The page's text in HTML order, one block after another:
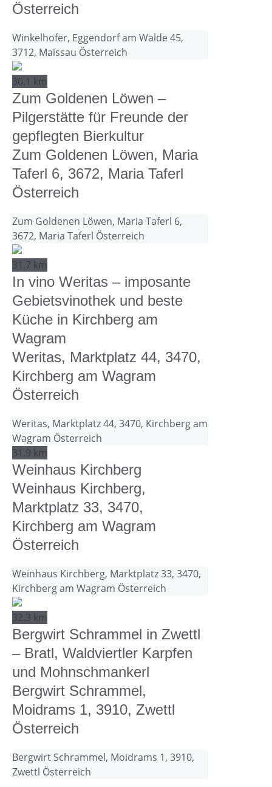
Österreich
Winkelhofer, Eggendorf am Walde 45,
3712, Maissau Österreich
30.1 km
Zum Goldenen Löwen –
Pilgerstätte für Freunde der
gepflegten Bierkultur
Zum Goldenen Löwen, Maria
Taferl 6, 3672, Maria Taferl
Österreich
Zum Goldenen Löwen, Maria Taferl 6,
3672, Maria Taferl Österreich
31.7 km
In vino Weritas – imposante
Gebietsvinothek und beste
Küche in Kirchberg am
Wagram
Weritas, Marktplatz 44, 3470,
Kirchberg am Wagram
Österreich
Weritas, Marktplatz 44, 3470, Kirchberg am
Wagram Österreich
31.9 km
Weinhaus Kirchberg
Weinhaus Kirchberg,
Marktplatz 33, 3470,
Kirchberg am Wagram
Österreich
Weinhaus Kirchberg, Marktplatz 33, 3470,
Kirchberg am Wagram Österreich
32.3 km
Bergwirt Schrammel in Zwettl
– Bratl, Waldviertler Karpfen
und Mohnschmankerl
Bergwirt Schrammel,
Moidrams 1, 3910, Zwettl
Österreich
Bergwirt Schrammel, Moidrams 1, 3910,
Zwettl Österreich